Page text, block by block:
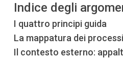
Indice degli
I quattro principi guida
La mappatura dei processi
Il contesto esterno: